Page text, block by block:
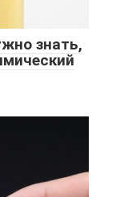
знать,